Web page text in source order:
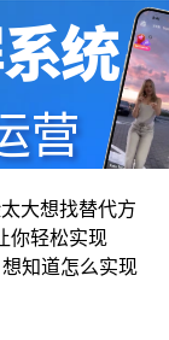
大想找替代方
你轻松实现
知道怎么实现